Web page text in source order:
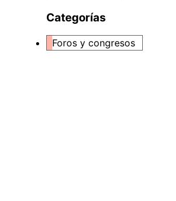
Categorías
Foros y congresos